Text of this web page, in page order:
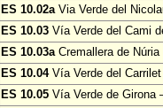
ES 10.02aVia Verde del
ES 10.03 Vía Verde del Cami
ES 10.03aCremallera de Núria
ES 10.04Vía Verde del
ES 10.05 Vía Verde de Girona